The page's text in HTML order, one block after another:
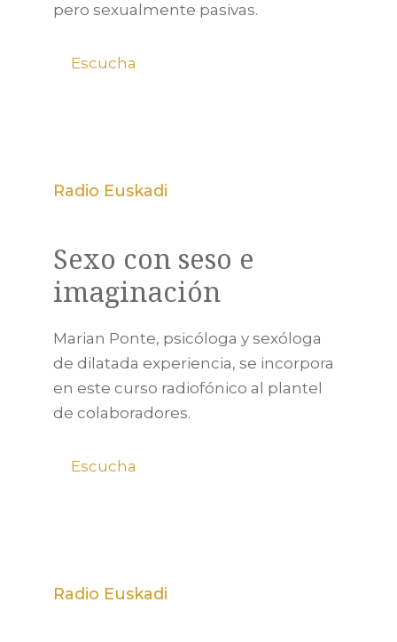
pero sexualmente pasivas.
Escucha
Radio Euskadi
Sexo con seso e
imaginación
Marian Ponte, psicóloga y sexóloga
de dilatada experiencia, se incorpora
en este curso radiofónico al plantel
de colaboradores.
Escucha
Radio Euskadi